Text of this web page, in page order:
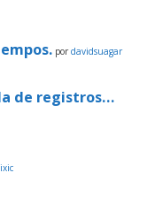
pordavidsuagar
de registros…